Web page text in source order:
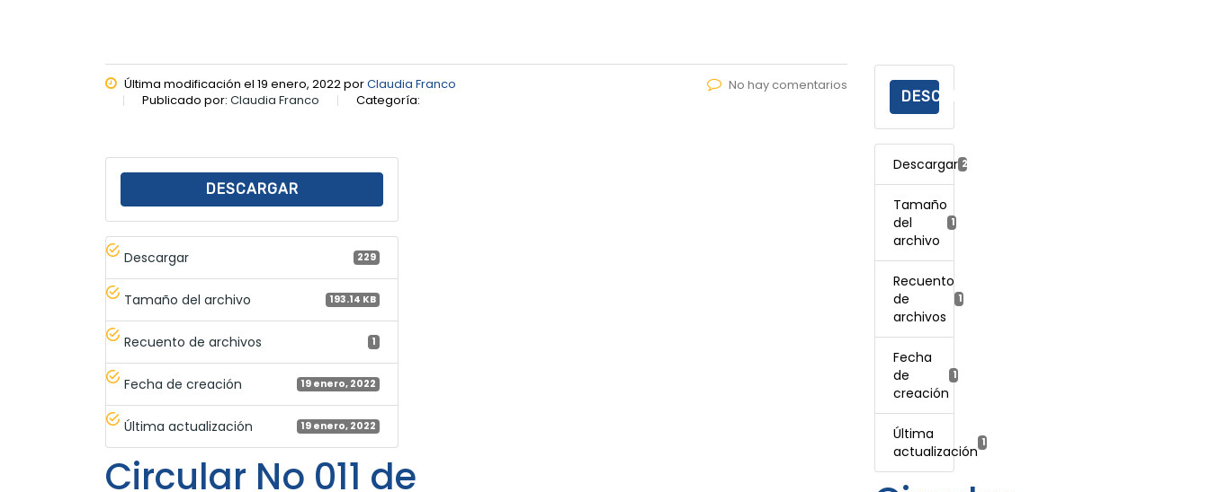
Última modificación el 19 enero, 2022 porClaudia Franco
Publicado por: Claudia Franco Categoría:
No hay comentarios
DESCARGAR
Descargar 229
Tamaño del archivo 193.14 KB
Recuento de archivos 1
Fecha de creación 19 enero, 2022
Última actualización 19 enero, 2022
Circular No 011 de
DESCARGAR
Descargar 229
Tamaño
del
archivo
193.14 KB
Recuento
de
archivos
1
Fecha
de
creación
19 enero, 2022
Última
actualización
19 enero, 2022